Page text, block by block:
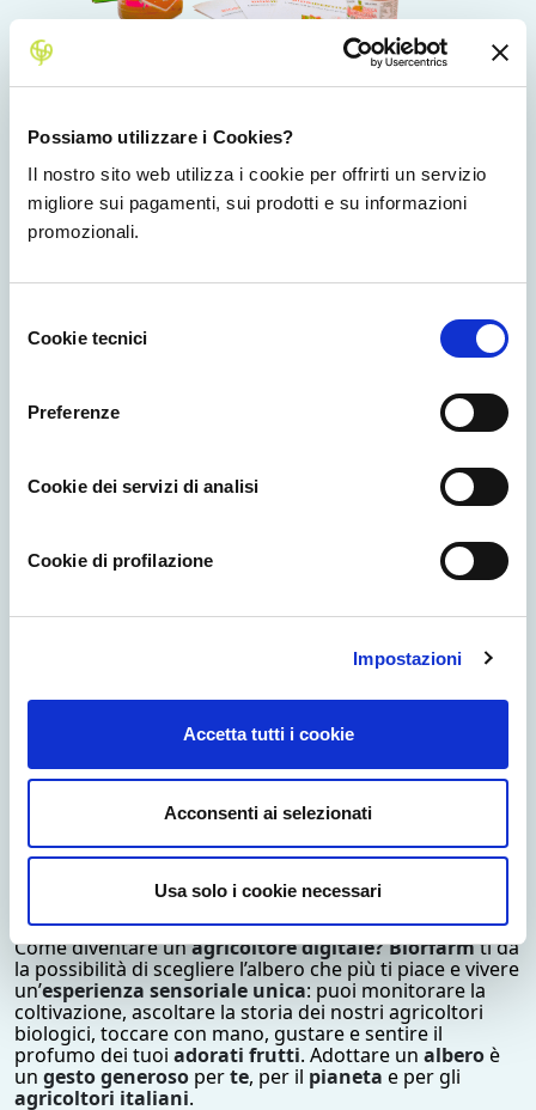
Possiamo utilizzare i Cookies?
Il nostro sito web utilizza i cookie per offrirti un servizio
migliore sui pagamenti, sui prodotti e su informazioni
promozionali.
delCookie tecnici
Preferenze
Cookie dei servizi di analisi
Cookie di profilazione
Impostazioni
Accetta tutti i cookie
Acconsenti ai selezionati
Usa solo i cookie necessari
DELIZIE D'INVERNO
pacco “Delizie d’Inverno” accontenta chi non sa
Confettura di Zucca, Melagrana e Uva
100 g - Azienda Agricola “Melovita”
Olio Extravergine di oliva Biologico
Lenticchie, 250 g - Azienda Agricola Emilia
Molise;
210 g - Azienda Agricola
Emilia Martino - Il Canestro Bio - Campobasso
(CB) Molise;
, 400 g- Azienda “Bio Gold” - Nicolò Lo
Clementino (2,5 kg ca. di frutta biologica) –
Azienda Agricola Paolo De Falco, Rossano (CS)
L'ADOZIONE
Come diventare unagricoltore digitale? Biorfarmti dà
la possibilità di scegliere l’albero che più ti piace e vivere
un’esperienza sensoriale unica: puoi monitorare la
coltivazione, ascoltare la storia dei nostri agricoltori
biologici, toccare con mano, gustare e sentire il
profumo dei tuoi adorati frutti. Adottare un alberoè
un gestogeneroso perte, per il pianeta e per gli
agricoltori italiani.